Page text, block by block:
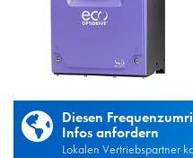
Diesen
Infos anfordern
Lokalen Vertriebspartner